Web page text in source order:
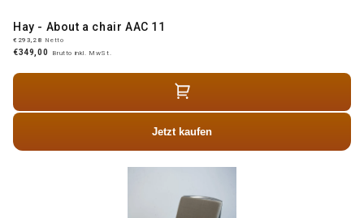
Hay - About a chair AAC 11
€293,28 Netto
€349,00 Brutto inkl. MwSt.
Jetzt kaufen